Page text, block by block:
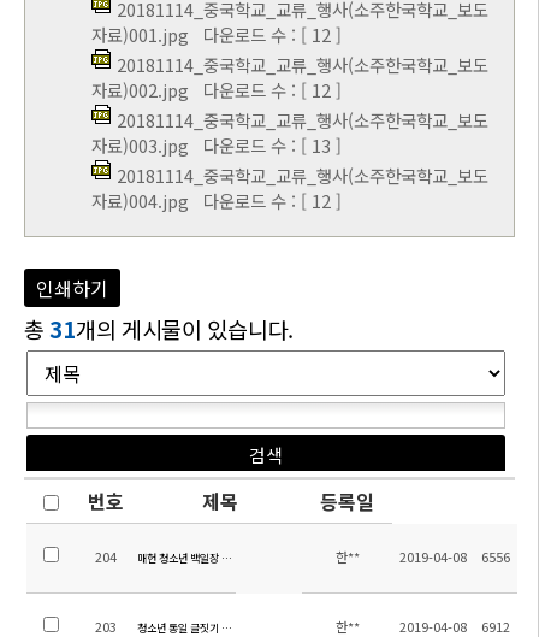
20181114_중국학교_교류_행사(소주한국학교_보도
자료)001.jpg 다운로드 수 : [ 12 ]
20181114_중국학교_교류_행사(소주한국학교_보도
자료)002.jpg 다운로드 수 : [ 12 ]
20181114_중국학교_교류_행사(소주한국학교_보도
자료)003.jpg 다운로드 수 : [ 13 ]
20181114_중국학교_교류_행사(소주한국학교_보도
자료)004.jpg 다운로드 수 : [ 12 ]
인쇄하기
총 31개의 게시물이 있습니다.
번호 제목 등록일
204 매헌 청소년 백일장 시상식 한** 2019-04-08 6556
203 청소년 통일 글짓기 대회 시상식 한** 2019-04-08 6912